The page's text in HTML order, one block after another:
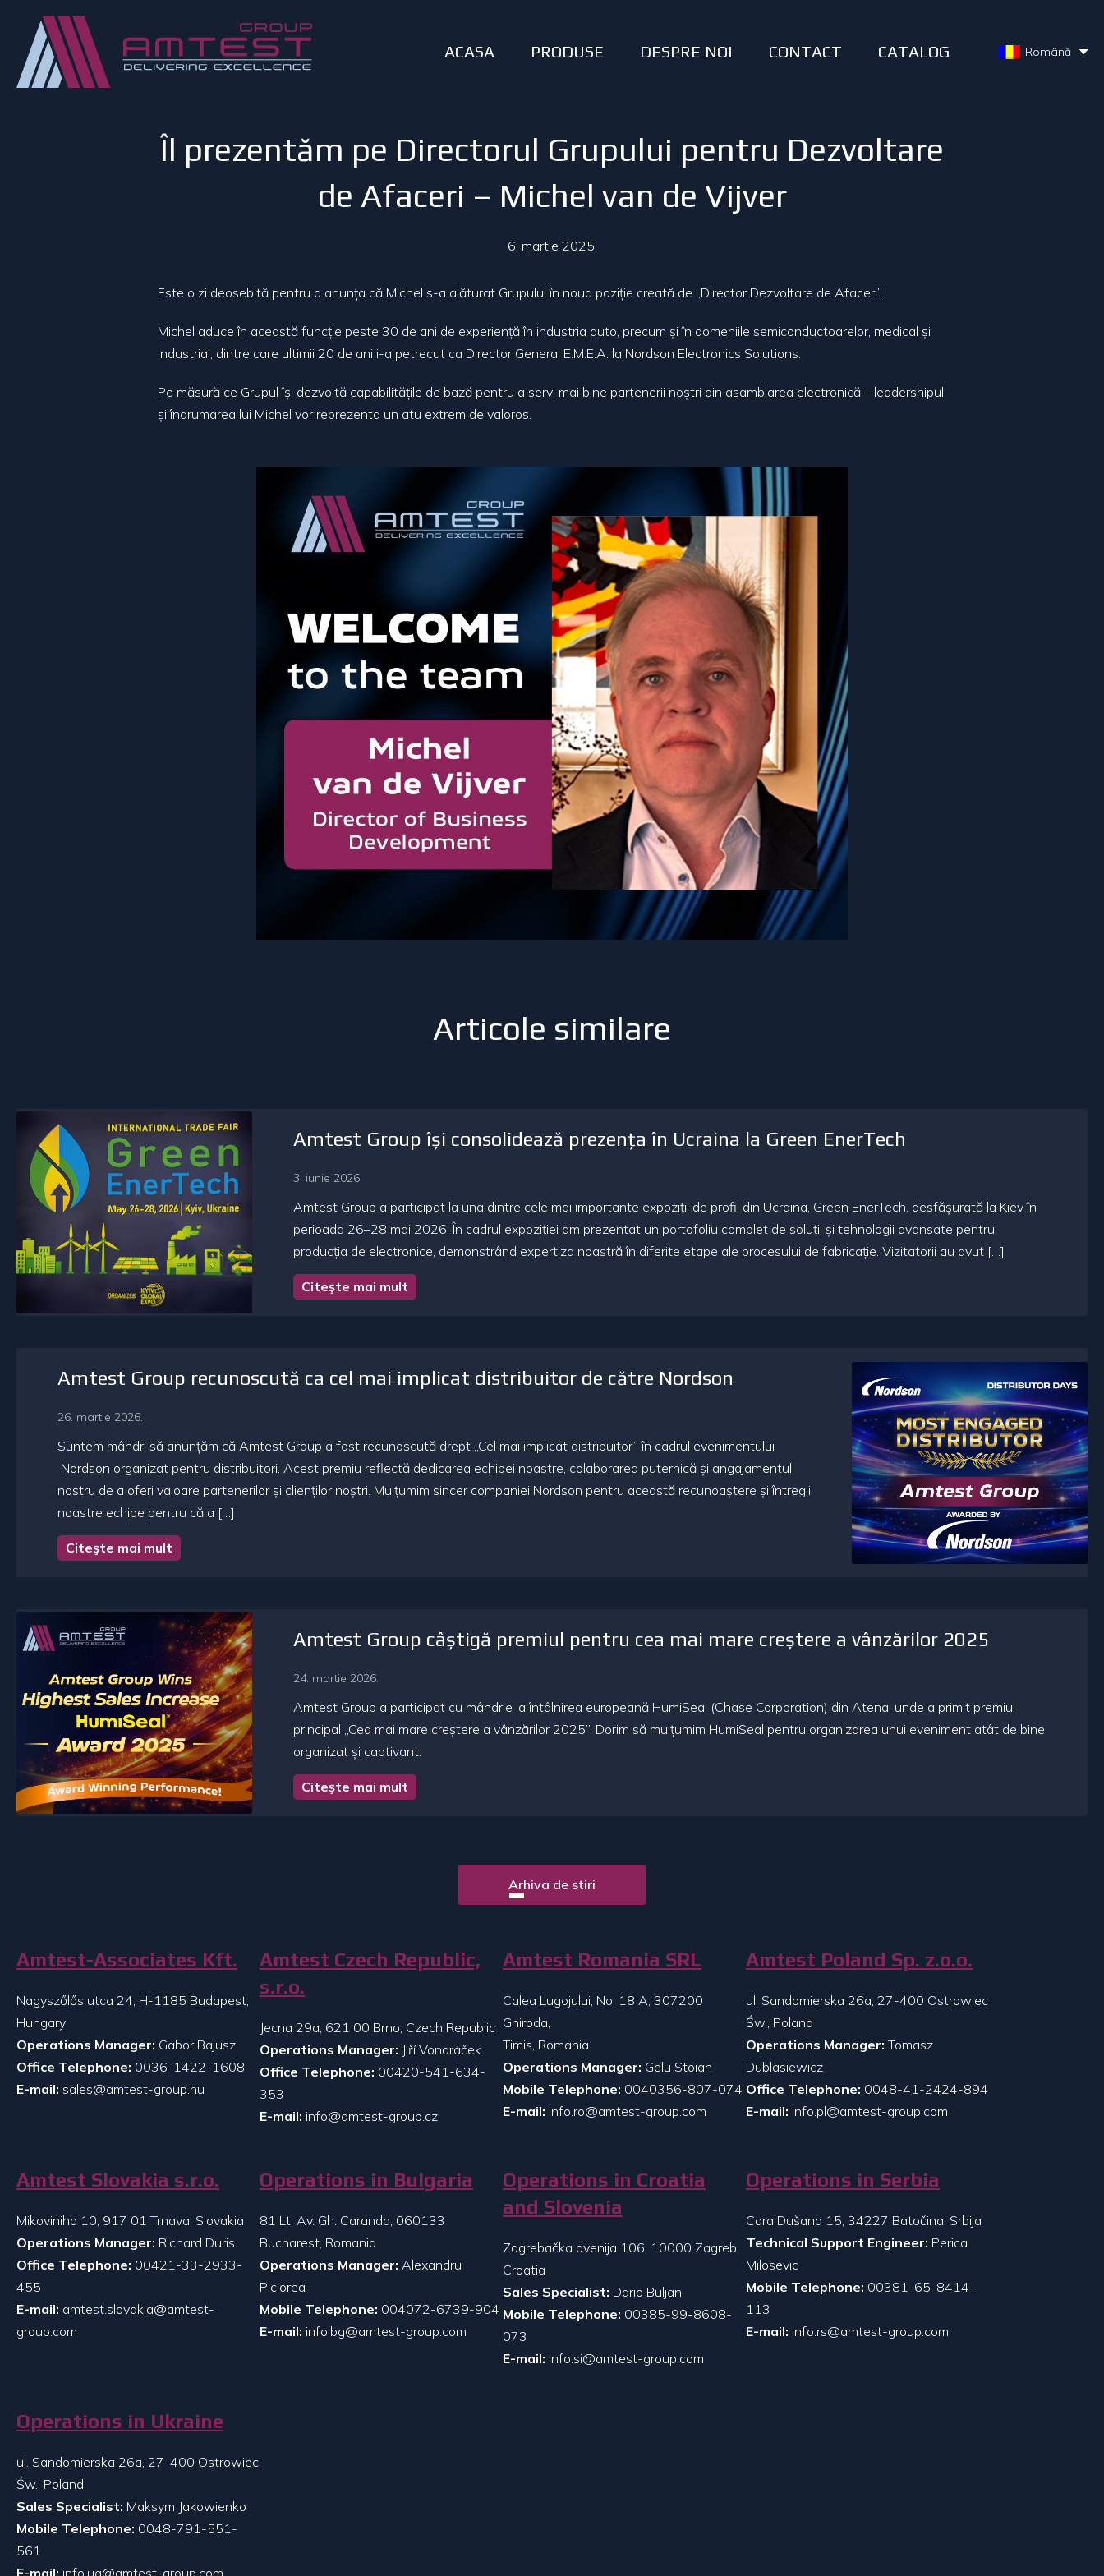
ACASA PRODUSE DESPRE NOI CONTACT CATALOG Română
Îl prezentăm pe Directorul Grupului pentru Dezvoltare
de Afaceri – Michel van de Vijver
6. martie 2025.
Este o zi deosebită pentru a anunța că Michel s-a alăturat Grupului în noua poziție creată de „Director Dezvoltare de Afaceri”.
Michel aduce în această funcție peste 30 de ani de experiență în industria auto, precum și în domeniile semiconductoarelor, medical și
industrial, dintre care ultimii 20 de ani i-a petrecut ca Director General E.M.E.A. la Nordson Electronics Solutions.
Pe măsură ce Grupul își dezvoltă capabilitățile de bază pentru a servi mai bine partenerii noștri din asamblarea electronică – leadershipul
și îndrumarea lui Michel vor reprezenta un atu extrem de valoros.
Articole similare
Amtest Group își consolidează prezența în Ucraina la Green EnerTech
3. iunie 2026.
Amtest Group a participat la una dintre cele mai importante expoziții de profil din Ucraina, Green EnerTech, desfășurată la Kiev în
perioada 26–28 mai 2026. În cadrul expoziției am prezentat un portofoliu complet de soluții și tehnologii avansate pentru
producția de electronice, demonstrând expertiza noastră în diferite etape ale procesului de fabricație. Vizitatorii au avut […]
Citeşte mai mult
Amtest Group recunoscută ca cel mai implicat distribuitor de către Nordson
26. martie 2026.
Suntem mândri să anunțăm că Amtest Group a fost recunoscută drept „Cel mai implicat distribuitor” în cadrul evenimentului
Nordson organizat pentru distribuitori. Acest premiu reflectă dedicarea echipei noastre, colaborarea puternică și angajamentul
nostru de a oferi valoare partenerilor și clienților noștri. Mulțumim sincer companiei Nordson pentru această recunoaștere și întregii
noastre echipe pentru că a […]
Citeşte mai mult
Amtest Group câștigă premiul pentru cea mai mare creștere a vânzărilor 2025
24. martie 2026.
Amtest Group a participat cu mândrie la întâlnirea europeană HumiSeal (Chase Corporation) din Atena, unde a primit premiul
principal „Cea mai mare creștere a vânzărilor 2025”. Dorim să mulțumim HumiSeal pentru organizarea unui eveniment atât de bine
organizat și captivant.
Citeşte mai mult
Arhiva de stiri
Amtest-Associates Kft.
Nagyszőlős utca 24, H-1185 Budapest,
Hungary
Operations Manager: Gabor Bajusz
Office Telephone: 0036-1422-1608
E-mail: sales@amtest-group.hu
Amtest Czech Republic,
s.r.o.
Jecna 29a, 621 00 Brno, Czech Republic
Operations Manager: Jiří Vondráček
Office Telephone: 00420-541-634-
353
E-mail: info@amtest-group.cz
Amtest Romania SRL
Calea Lugojului, No. 18 A, 307200
Ghiroda,
Timis, Romania
Operations Manager: Gelu Stoian
Mobile Telephone: 0040356-807-074
E-mail: info.ro@amtest-group.com
Amtest Poland Sp. z.o.o.
ul. Sandomierska 26a, 27-400 Ostrowiec
Św., Poland
Operations Manager: Tomasz
Dublasiewicz
Office Telephone: 0048-41-2424-894
E-mail: info.pl@amtest-group.com
Amtest Slovakia s.r.o.
Mikoviniho 10, 917 01 Trnava, Slovakia
Operations Manager: Richard Duris
Office Telephone: 00421-33-2933-
455
E-mail: amtest.slovakia@amtest-
group.com
Operations in Bulgaria
81 Lt. Av. Gh. Caranda, 060133
Bucharest, Romania
Operations Manager: Alexandru
Piciorea
Mobile Telephone: 004072-6739-904
E-mail: info.bg@amtest-group.com
Operations in Croatia
and Slovenia
Zagrebačka avenija 106, 10000 Zagreb,
Croatia
Sales Specialist: Dario Buljan
Mobile Telephone: 00385-99-8608-
073
E-mail: info.si@amtest-group.com
Operations in Serbia
Cara Dušana 15, 34227 Batočina, Srbija
Technical Support Engineer: Perica
Milosevic
Mobile Telephone: 00381-65-8414-
113
E-mail: info.rs@amtest-group.com
Operations in Ukraine
ul. Sandomierska 26a, 27-400 Ostrowiec
Św., Poland
Sales Specialist: Maksym Jakowienko
Mobile Telephone: 0048-791-551-
561
E-mail: info.ua@amtest-group.com